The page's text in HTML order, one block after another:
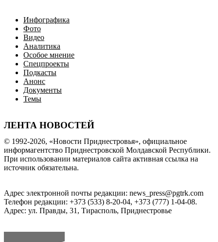
Инфографика
Фото
Видео
Аналитика
Особое мнение
Спецпроекты
Подкасты
Анонс
Документы
Темы
ЛЕНТА НОВОСТЕЙ
© 1992-2026, «Новости Приднестровья», официальное
информагентство Приднестровской Молдавской Республики.
При использовании материалов сайта активная ссылка на
источник обязательна.
Адрес электронной почты редакции: news_press@pgtrk.com
Телефон редакции: +373 (533) 8-20-04, +373 (777) 1-04-08.
Адрес: ул. Правды, 31, Тирасполь, Приднестровье